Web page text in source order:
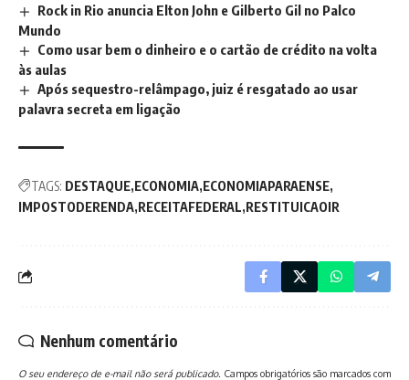
Rock in Rio anuncia Elton John e Gilberto Gil no Palco
Mundo
Como usar bem o dinheiro e o cartão de crédito na volta
às aulas
Após sequestro-relâmpago, juiz é resgatado ao usar
palavra secreta em ligação
TAGS: DESTAQUE ECONOMIA ECONOMIAPARAENSE
IMPOSTODERENDA RECEITAFEDERAL RESTITUICAOIR
Nenhum comentário
O seu endereço de e-mail não será publicado. Campos obrigatórios são marcados com